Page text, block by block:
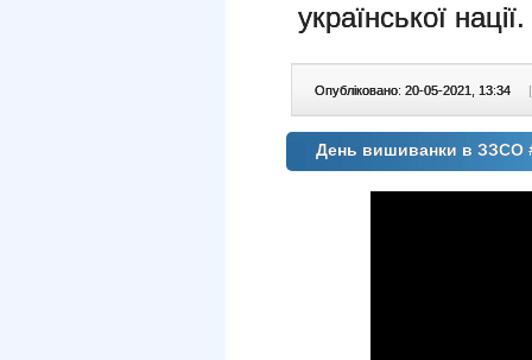
української нації.
Опубліковано: 20-05-2021, 13:34 |
День вишиванки в ЗЗСО